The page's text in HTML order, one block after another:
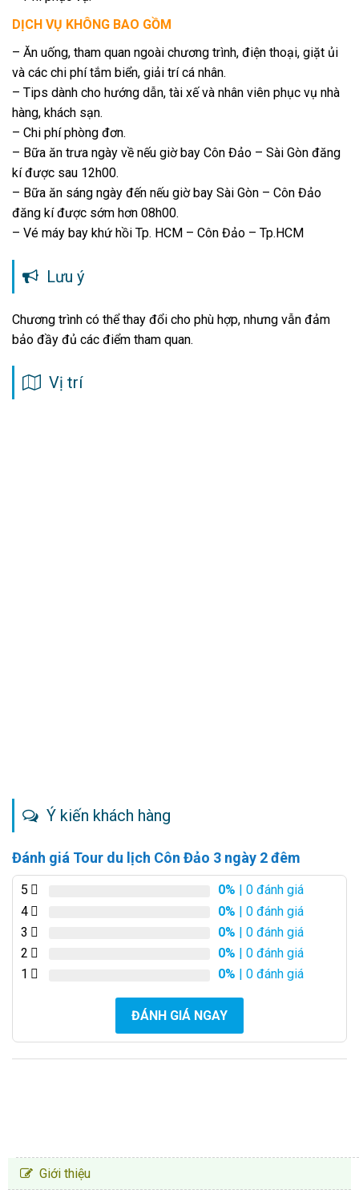
DỊCH VỤ KHÔNG BAO GỒM
– Ăn uống, tham quan ngoài chương trình, điện thoại, giặt ủi
và các chi phí tắm biển, giải trí cá nhân.
– Tips dành cho hướng dẫn, tài xế và nhân viên phục vụ nhà
hàng, khách sạn.
– Chi phí phòng đơn.
– Bữa ăn trưa ngày về nếu giờ bay Côn Đảo – Sài Gòn đăng
kí được sau 12h00.
– Bữa ăn sáng ngày đến nếu giờ bay Sài Gòn – Côn Đảo
đăng kí được sớm hơn 08h00.
– Vé máy bay khứ hồi Tp. HCM – Côn Đảo – Tp.HCM
Lưu ý
Chương trình có thể thay đổi cho phù hợp, nhưng vẫn đảm
bảo đầy đủ các điểm tham quan.
Vị trí
Ý kiến khách hàng
Đánh giá Tour du lịch Côn Đảo 3 ngày 2 đêm
5 0% | 0 đánh giá
4
0% | 0 đánh giá
3
0% | 0 đánh giá
2
0% | 0 đánh giá
1
0% | 0 đánh giá
ĐÁNH GIÁ NGAY
Giới thiệu